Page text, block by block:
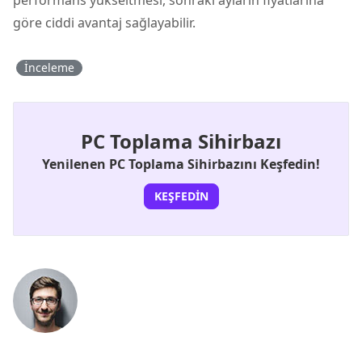
göre ciddi avantaj sağlayabilir.
İnceleme
PC Toplama Sihirbazı
Yenilenen PC Toplama Sihirbazını Keşfedin!
KEŞFEDIN